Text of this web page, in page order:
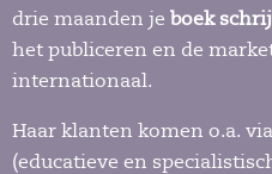
drie maanden je boek
het publiceren en de
internationaal.
Haar klanten komen o.a.
(educatieve en